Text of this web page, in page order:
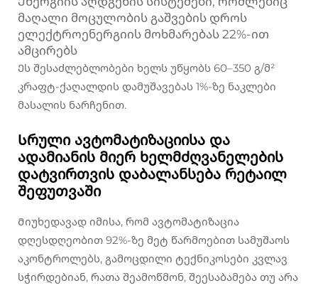
მაღალი მოცულობის გაშვების დროს
ელექტროენერგიის მოხმარებას 22%-ით
ამცირებს
Ეს შესაძლებლობები ხელს უწყობს 60–350 გ/მ²
კრაფტ-ქაღალდის დამუშავებას 1%-ზე ნაკლები
მასალის ნარჩენით.
Სრული ავტომატიზაციისა და
ადამიანის მიერ ხელმძღვანელების
დატვირთვის დაბალანსება რეტაილ
შეფუთვაში
Მიუხედავად იმისა, რომ ავტომატიზაცია
დღესდღეობით 92%-ზე მეტ წარმოებით სამუშაოს
აკონტროლებს, გამოცდილი ტექნიკოსები კვლავ
სჭირდებიან, რათა შეამოწმონ, შეესაბამება თუ არა